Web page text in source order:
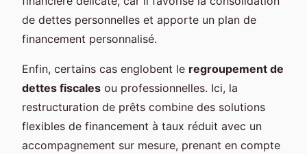
de dettes personnelles et apporte un plan de
financement personnalisé.
Enfin, certains cas englobent le regroupement de
dettes fiscales ou professionnelles. Ici, la
restructuration de prêts combine des solutions
flexibles de financement à taux réduit avec un
accompagnement sur mesure, prenant en compte